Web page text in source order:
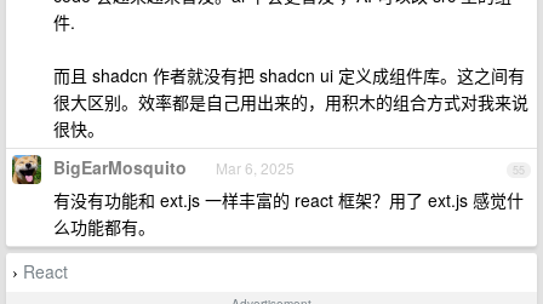
件.
而且 shadcn 作者就没有把 shadcn ui 定义成组件库。这之间有
很大区别。效率都是自己用出来的，用积木的组合方式对我来说
很快。
55
BigEarMosquito Mar 6, 2025
有没有功能和 ext.js 一样丰富的 react 框架？用了 ext.js 感觉什
么功能都有。
› React